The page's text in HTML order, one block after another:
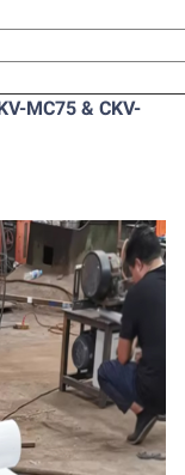
MC75 & CKV-